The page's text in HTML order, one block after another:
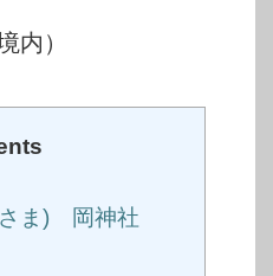
内）
ま) 岡神社